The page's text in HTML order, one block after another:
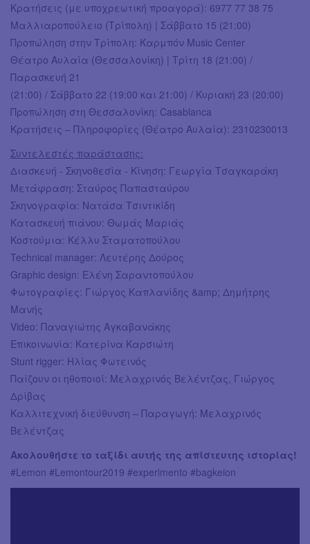
Κρατήσεις (με υποχρεωτική προαγορά): 6977 77 38 75
Μαλλιαροπούλειο (Τρίπολη) | Σάββατο 15 (21:00)
Προπώληση στην Τρίπολη: Καρμπόν Music Center
Θέατρο Αυλαία (Θεσσαλονίκη) | Τρίτη 18 (21:00) /
Παρασκευή 21
(21:00) / Σάββατο 22 (19:00 και 21:00) / Κυριακή 23 (20:00)
Προπώληση στη Θεσσαλονίκη: Casablanca
Κρατήσεις – Πληροφορίες (Θέατρο Αυλαία): 2310230013
Συντελεστές παράστασης:
Διασκευή - Σκηνοθεσία - Κίνηση: Γεωργία Τσαγκαράκη
Μετάφραση: Σταύρος Παπασταύρου
Σκηνογραφία: Νατάσα Τσιντικίδη
Κατασκευή πιάνου: Θωμάς Μαριάς
Κοστούμια: Κέλλυ Σταματοπούλου
Technical manager: Λευτέρης Δούρος
Graphic design: Ελένη Σαραντοπούλου
Φωτογραφίες: Γιώργος Καπλανίδης &amp; Δημήτρης
Μανής
Video: Παναγιώτης Αγκαβανάκης
Επικοινωνία: Κατερίνα Καρσιώτη
Stunt rigger: Ηλίας Φωτεινός
Παίζουν οι ηθοποιοί: Μελαχρινός Βελέντζας, Γιώργος
Δρίβας
Καλλιτεχνική διεύθυνση – Παραγωγή: Μελαχρινός
Βελέντζας
Aκολουθήστε το ταξίδι αυτής της απίστευτης ιστορίας!
#Lemon #Lemontour2019 #experimento #bagkeion